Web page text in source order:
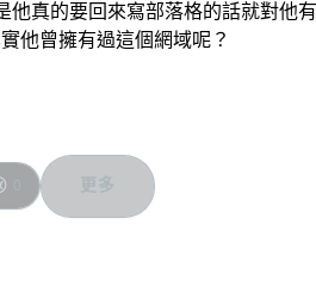
他真的要回來寫部落格的話就對他
他曾擁有過這個網域呢？
更多